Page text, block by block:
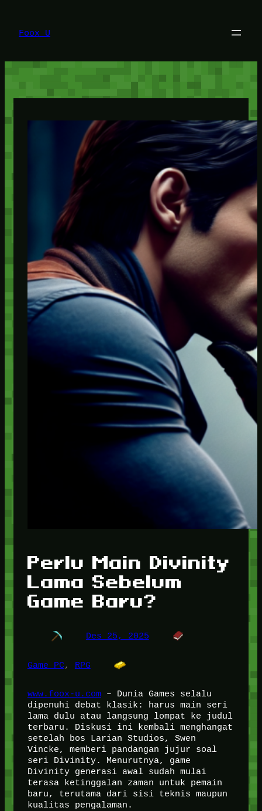
konten
Foox U
Perlu Main Divinity
Lama Sebelum
Game Baru?
Des 25, 2025
Game PC, RPG
www.foox-u.com– Dunia Games selalu
dipenuhi debat klasik: harus main seri
lama dulu atau langsung lompat ke judul
terbaru. Diskusi ini kembali menghangat
setelah bos Larian Studios, Swen
Vincke, memberi pandangan jujur soal
seri Divinity. Menurutnya, game
Divinity generasi awal sudah mulai
terasa ketinggalan zaman untuk pemain
baru, terutama dari sisi teknis maupun
kualitas pengalaman.